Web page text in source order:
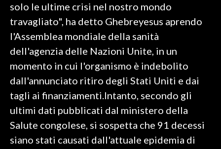
NOTIZIE
EVENTI
3 MINUTI CON
INSULARITÀ
INFO AZIENDE
solo le ultime crisi nel nostro mondo
travagliato", ha detto Ghebreyesus aprendo
l'Assemblea mondiale della sanità
dell'agenzia delle Nazioni Unite, in un
momento in cui l'organismo è indebolito
dall'annunciato ritiro degli Stati Uniti e dai
tagli ai finanziamenti.Intanto, secondo gli
ultimi dati pubblicati dal ministero della
Salute congolese, si sospetta che 91 decessi
siano stati causati dall'attuale epidemia di